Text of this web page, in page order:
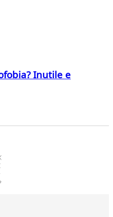
Inutile e